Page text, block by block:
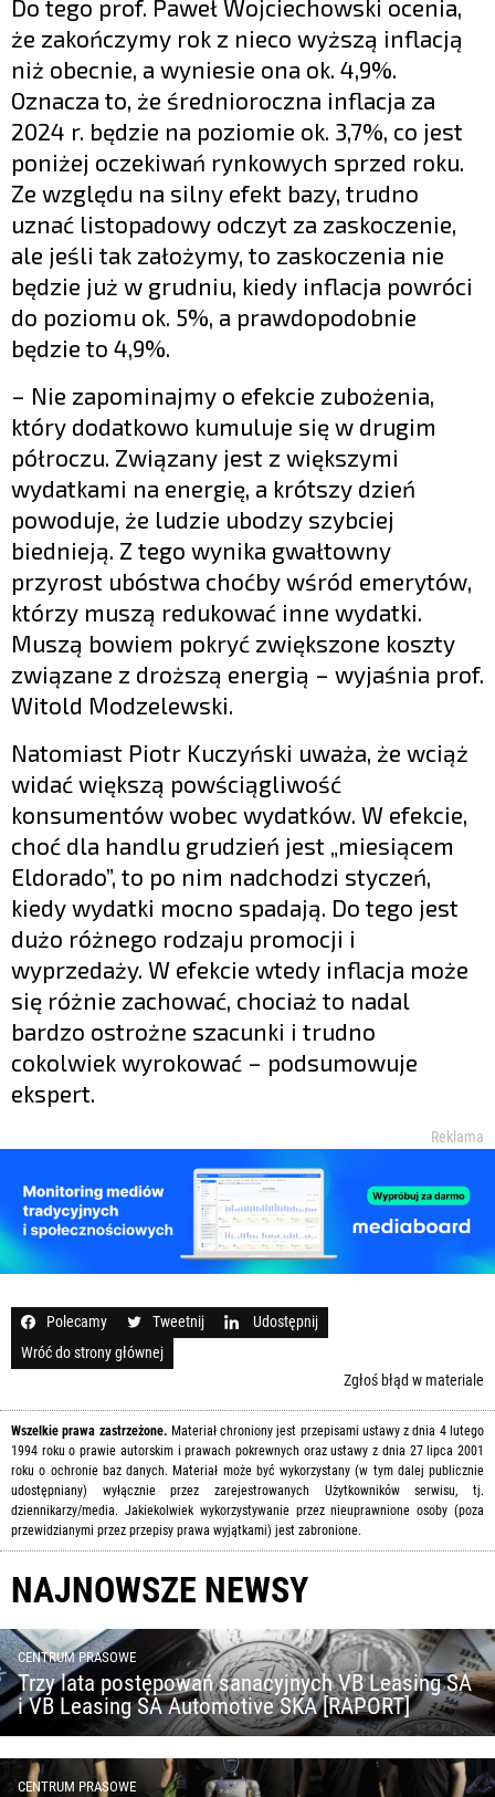
Do tego prof. Paweł Wojciechowski ocenia,
że zakończymy rok z nieco wyższą inflacją
niż obecnie, a wyniesie ona ok. 4,9%.
Oznacza to, że średnioroczna inflacja za
2024 r. będzie na poziomie ok. 3,7%, co jest
poniżej oczekiwań rynkowych sprzed roku.
Ze względu na silny efekt bazy, trudno
uznać listopadowy odczyt za zaskoczenie,
ale jeśli tak założymy, to zaskoczenia nie
będzie już w grudniu, kiedy inflacja powróci
do poziomu ok. 5%, a prawdopodobnie
będzie to 4,9%.
– Nie zapominajmy o efekcie zubożenia,
który dodatkowo kumuluje się w drugim
półroczu. Związany jest z większymi
wydatkami na energię, a krótszy dzień
powoduje, że ludzie ubodzy szybciej
biednieją. Z tego wynika gwałtowny
przyrost ubóstwa choćby wśród emerytów,
którzy muszą redukować inne wydatki.
Muszą bowiem pokryć zwiększone koszty
związane z droższą energią – wyjaśnia prof.
Witold Modzelewski.
Natomiast Piotr Kuczyński uważa, że wciąż
widać większą powściągliwość
konsumentów wobec wydatków. W efekcie,
choć dla handlu grudzień jest „miesiącem
Eldorado”, to po nim nadchodzi styczeń,
kiedy wydatki mocno spadają. Do tego jest
dużo różnego rodzaju promocji i
wyprzedaży. W efekcie wtedy inflacja może
się różnie zachować, chociaż to nadal
bardzo ostrożne szacunki i trudno
cokolwiek wyrokować – podsumowuje
ekspert.
Reklama
Polecamy Tweetnij
Udostępnij
Wróć do strony głównej
Zgłoś błąd w materiale
Wszelkie prawa zastrzeżone. Materiał chroniony jest przepisami ustawy z dnia 4 lutego
1994 roku o prawie autorskim i prawach pokrewnych oraz ustawy z dnia 27 lipca 2001
roku o ochronie baz danych. Materiał może być wykorzystany (w tym dalej publicznie
udostępniany) wyłącznie przez zarejestrowanych Użytkowników serwisu, tj.
dziennikarzy/media. Jakiekolwiek wykorzystywanie przez nieuprawnione osoby (poza
przewidzianymi przez przepisy prawa wyjątkami) jest zabronione.
NAJNOWSZE NEWSY
CENTRUM PRASOWE
Trzy lata postępowań sanacyjnych VB Leasing SA
i VB Leasing SA Automotive SKA [RAPORT]
CENTRUM PRASOWE